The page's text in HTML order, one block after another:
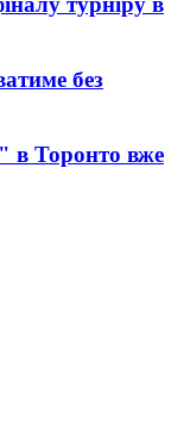
без
в Торонто вже